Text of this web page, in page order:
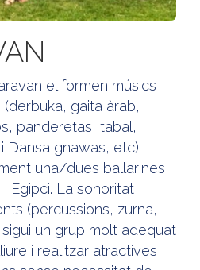
el formen músics
gaita àrab,
panderetas, tabal,
Dansa gnawas, etc)
una/dues ballarines
Egipci. La sonoritat
(percussions, zurna,
un grup molt adequat
i realitzar atractives